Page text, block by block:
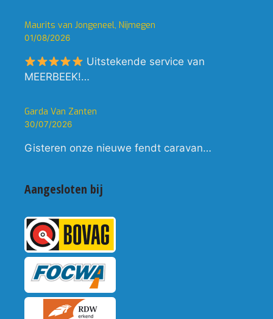
Maurits van Jongeneel, Nijmegen
01/08/2026
Uitstekende service van
MEERBEEK!…
Garda Van Zanten
30/07/2026
Gisteren onze nieuwe fendt caravan…
Aangesloten bij